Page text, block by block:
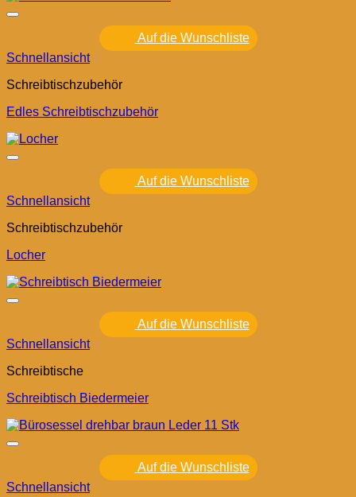
Auf die Wunschliste
Schnellansicht
Schreibtischzubehör
Edles Schreibtischzubehör
Auf die Wunschliste
Schnellansicht
Schreibtischzubehör
Locher
Auf die Wunschliste
Schnellansicht
Schreibtische
Schreibtisch Biedermeier
Auf die Wunschliste
Schnellansicht